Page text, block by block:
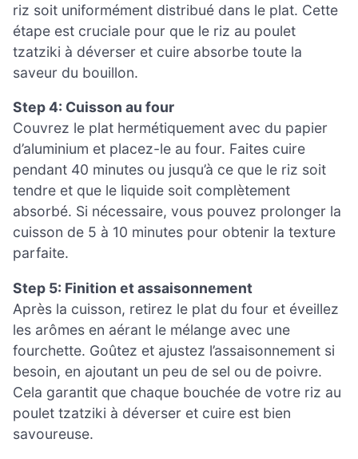
riz soit uniformément distribué dans le plat. Cette
étape est cruciale pour que le riz au poulet
tzatziki à déverser et cuire absorbe toute la
saveur du bouillon.
Step 4: Cuisson au four
Couvrez le plat hermétiquement avec du papier
d’aluminium et placez-le au four. Faites cuire
pendant 40 minutes ou jusqu’à ce que le riz soit
tendre et que le liquide soit complètement
absorbé. Si nécessaire, vous pouvez prolonger la
cuisson de 5 à 10 minutes pour obtenir la texture
parfaite.
Step 5: Finition et assaisonnement
Après la cuisson, retirez le plat du four et éveillez
les arômes en aérant le mélange avec une
fourchette. Goûtez et ajustez l’assaisonnement si
besoin, en ajoutant un peu de sel ou de poivre.
Cela garantit que chaque bouchée de votre riz au
poulet tzatziki à déverser et cuire est bien
savoureuse.